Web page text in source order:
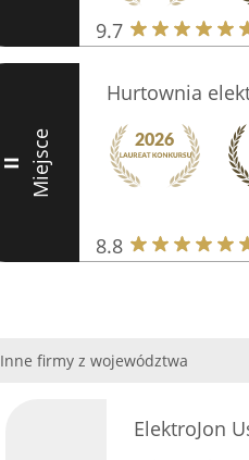
9.7
II Miejsce
Hurtownia
8.8
Inne firmy z województwa
ElektroJon